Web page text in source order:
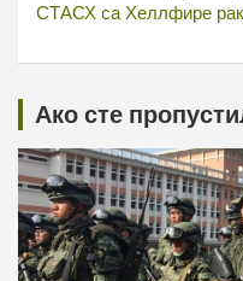
СТАСХ са Хеллфире
Ако сте